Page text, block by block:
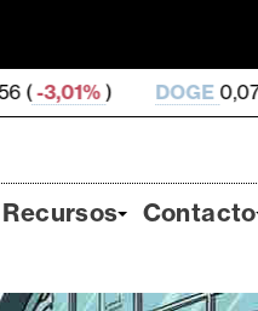
DOGE0,070 312 (1,41%)
Recursos Contacto